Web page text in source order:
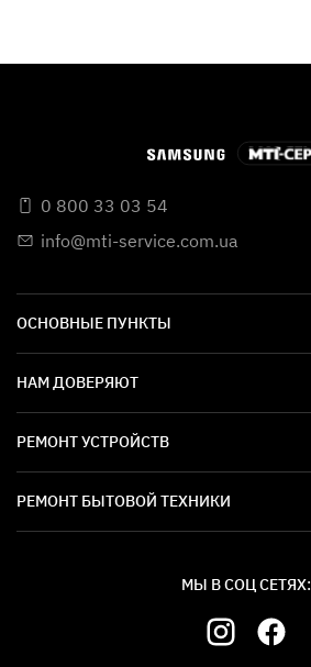
0 800 33 03 54
info@mti-service.com.ua
ОСНОВНЫЕ ПУНКТЫ
НАМ ДОВЕРЯЮТ
РЕМОНТ УСТРОЙСТВ
РЕМОНТ БЫТОВОЙ ТЕХНИКИ
МЫ В СОЦ СЕТЯХ: